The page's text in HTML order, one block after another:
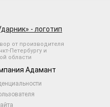
от производителя
Петербургу и
области